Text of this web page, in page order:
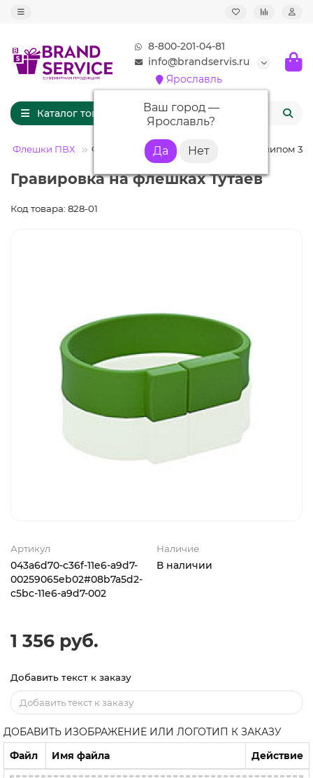
8-800-201-04-81
info@brandservis.ru
Ярославль
Ваш город —
Ярославль?
Каталог товаров
Флешки ПВХ Флешка PVC002 (салатовый 368 c) с чипом 32
Гравировка на флешках Тутаев
Код товара: 828-01
Артикул
043a6d70-c36f-11e6-a9d7-
00259065eb02#08b7a5d2-
c5bc-11e6-a9d7-002
Наличие
В наличии
1 356 руб.
Добавить текст к заказу
ДОБАВИТЬ ИЗОБРАЖЕНИЕ ИЛИ ЛОГОТИП К ЗАКАЗУ
Файл
Имя файла Действие